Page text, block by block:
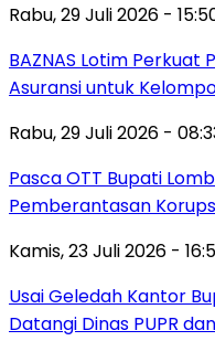
Rabu, 29 Juli 2026 -
BAZNAS Lotim
Asuransi untuk
Rabu, 29 Juli 2026 -
Pasca OTT Bupati
Pemberantasan
Kamis, 23 Juli 2026 -
Usai Geledah Kantor
Datangi Dinas PUPR